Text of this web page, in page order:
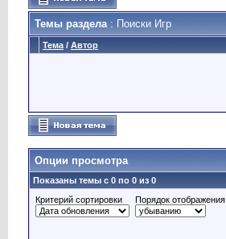
Темы раздела: Поиски Игр
Тема / Автор
Опции просмотра
Показаны темы с 0 по 0 из 0
Критерий сортировки
Порядок отображения